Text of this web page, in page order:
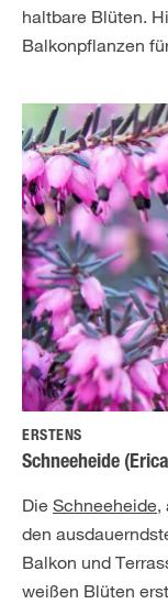
haltbare Blüten.
Balkonpflanzen
ERSTENS
Schneeheide
Die Schneeheide,
den
Balkon und
weißen Blüten